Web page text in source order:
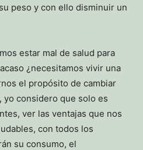
peso y con ello disminuir un
estar mal de salud para
¿necesitamos vivir una
el propósito de cambiar
yo considero que solo es
ver las ventajas que nos
con todos los
su consumo, el